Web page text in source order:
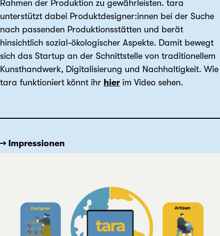
Rahmen der Produktion zu gewährleisten. tara
unterstützt dabei Produktdesigner:innen bei der Suche
nach passenden Produktionsstätten und berät
hinsichtlich sozial-ökologischer Aspekte. Damit bewegt
sich das Startup an der Schnittstelle von traditionellem
Kunsthandwerk, Digitalisierung und Nachhaltigkeit. Wie
tara funktioniert könnt ihr hier im Video sehen.
→ Impressionen